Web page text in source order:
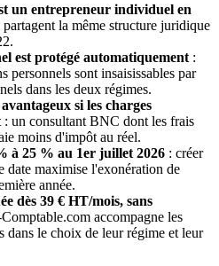
un entrepreneur individuel en
partagent la même structure juridique
est protégé automatiquement :
personnels sont insaisissables par
dans les deux régimes.
si les charges
: un consultant BNC dont les frais
moins d'impôt au réel.
à 25 % au 1er juillet 2026 : créer
date maximise l'exonération de
année.
dès 39 € HT/mois, sans
accompagne les
dans le choix de leur régime et leur